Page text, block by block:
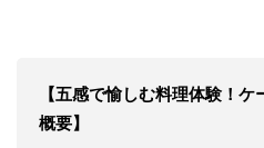
【五感で愉しむ料理体験！
概要】